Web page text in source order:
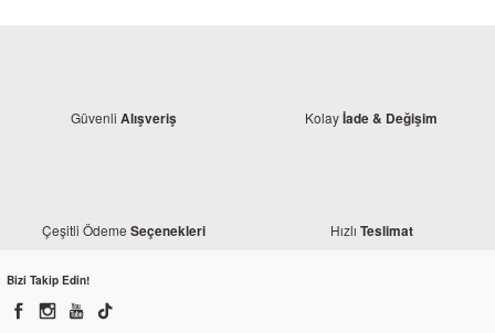
Bajaj Dominar D 250 Zincir Kilidi
25,86 TL
Güvenli Alışveriş Kolayİade & Değişim
Çeşitli Ödeme Seçenekleri Hızlı Teslimat
Bizi Takip Edin!